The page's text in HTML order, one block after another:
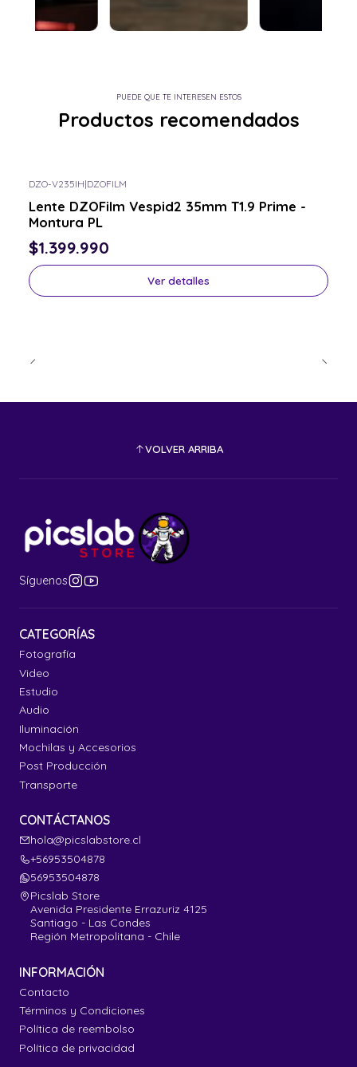
PUEDE QUE TE INTERESEN ESTOS
Productos recomendados
DZO-V235IH|DZOFILM
Lente DZOFilm Vespid2 35mm T1.9 Prime -
Montura PL
$1.399.990
Ver detalles
VOLVER ARRIBA
Síguenos
CATEGORÍAS
Fotografía
Video
Estudio
Audio
Iluminación
Mochilas y Accesorios
Post Producción
Transporte
CONTÁCTANOS
hola@picslabstore.cl
+56953504878
56953504878
Picslab Store
Avenida Presidente Errazuriz 4125
Santiago - Las Condes
Región Metropolitana - Chile
INFORMACIÓN
Contacto
Términos y Condiciones
Política de reembolso
Política de privacidad